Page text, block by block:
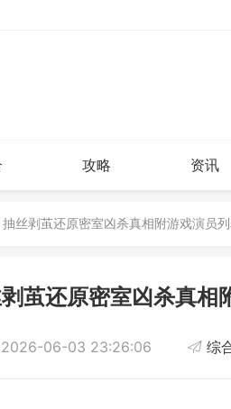
攻略 资讯
丝剥茧还原密室凶杀真相附游戏演员
茧还原密室凶杀真相
2026-06-03 23:26:06 综